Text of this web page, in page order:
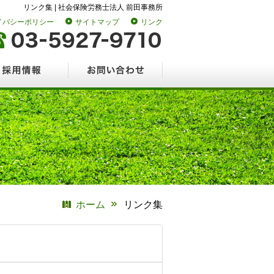
リンク集 | 社会保険労務士法人 前田事務所
バシーポリシー サイトマップ リンク
報 お問い合わせ
ホーム リンク集